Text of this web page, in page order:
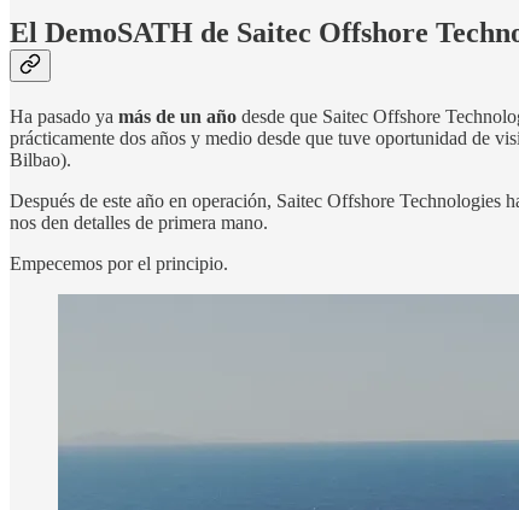
El DemoSATH de Saitec Offshore
Ha pasado ya más de un año desde que Saitec Offshore
prácticamente dos años y medio desde que tuve oportunidad de
Bilbao).
Después de este año en operación, Saitec Offshore Technologies
nos den detalles de primera mano.
Empecemos por el principio.